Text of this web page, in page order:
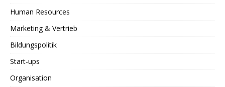
Human Resources
Marketing & Vertrieb
Bildungspolitik
Start-ups
Organisation